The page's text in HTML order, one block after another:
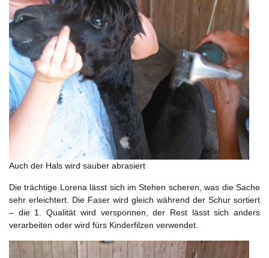
Auch der Hals wird sauber abrasiert
Die trächtige Lorena lässt sich im Stehen scheren, was die Sache
sehr erleichtert. Die Faser wird gleich während der Schur sortiert
– die 1. Qualität wird versponnen, der Rest lässt sich anders
verarbeiten oder wird fürs Kinderfilzen verwendet.